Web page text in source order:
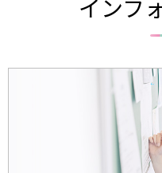
インフ